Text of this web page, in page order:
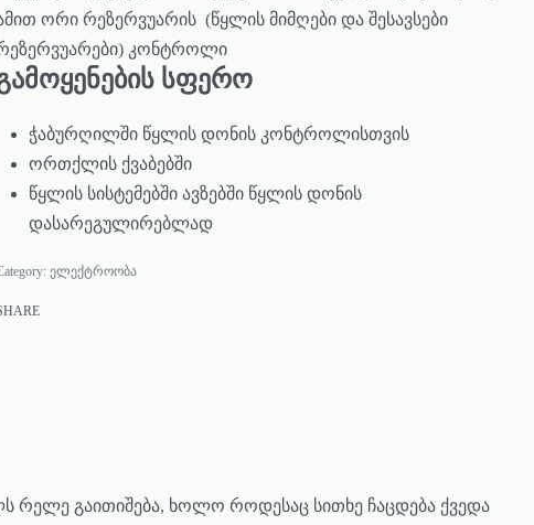
ორი რეზერვუარის (წყლის მიმღები და შესავსები
კონტროლი
სფერო
ჭაბურღილში წყლის დონის კონტროლისთვის
ორთქლის ქვაბებში
წყლის სისტემებში ავზებში წყლის დონის
დასარეგულირებლად
ელექტროობა
რელე გაითიშება, ხოლო როდესაც სითხე ჩაცდება ქვედა